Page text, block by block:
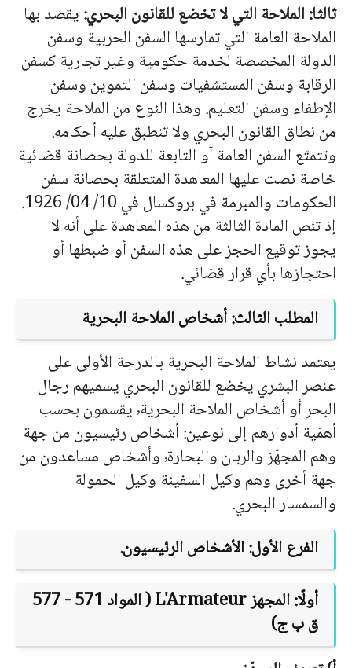
ثالثا: الملاحة التي لا تخضع للقانون البحري:يقصد بها
الملاحة العامة التي تمارسها السفن الحربية وسفن
الدولة المخصصة لخدمة حكومية وغير تجارية كسفن
الرقابة وسفن المستشفيات وسفن التموين وسفن
الإطفاء وسفن التعليم. وهذا النوع من الملاحة يخرج
من نطاق القانون البحري ولا تنطبق عليه أحكامه.
وتتمتّع السفن العامة آو التابعة للدولة بحصانة قضائية
خاصة نصت عليها المعاهدة المتعلقة بحصانة سفن
الحكومات والمبرمة في بروكسال في 10/ 04/ 1926.
إذ تنص المادة الثالثة من هذه المعاهدة على أنه لا
يجوز توقيع الحجز على هذه السفن أو ضبطها أو
احتجازها بأي قرار قضائي.
المطلب الثالث: أشخاص الملاحة البحرية
يعتمد نشاط الملاحة البحرية بالدرجة الأولى على
عنصر البشري يخضع للقانون البحري يسميهم رجال
البحر أو أشخاص الملاحة البحرية٬ يقسمون بحسب
أهمّية أدوارهم إلى نوعين: أشخاص رئيسيون من جهة
وهم المجهّز والربان والبحارة٬ وأشخاص مساعدون من
جهة أخرى وهم وكيل السفينة وكيل الحمولة
والسمسار البحري.
الفرع الأول: الأشخاص الرئيسيون.
أولًا: المجهزL'Armateur
( المواد 571 - 577
ق ب ج)